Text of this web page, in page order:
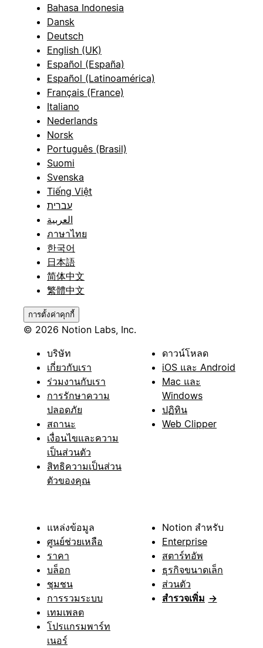
Bahasa Indonesia
Dansk
Deutsch
English (UK)
Español (España)
Español (Latinoamérica)
Français (France)
Italiano
Nederlands
Norsk
Português (Brasil)
Suomi
Svenska
Tiếng Việt
עברית
العربية
ภาษาไทย
한국어
日本語
简体中文
繁體中文
การตั้งค่าคุกกี้
© 2026 Notion Labs, Inc.
บริษัท
เกี่ยวกับเรา
ร่วมงานกับเรา
การรักษาความ
ปลอดภัย
สถานะ
เงื่อนไขและความ
เป็นส่วนตัว
สิทธิความเป็นส่วน
ตัวของคุณ
ดาวน์โหลด
iOS และ Android
Mac และ
Windows
ปฏิทิน
Web Clipper
แหล่งข้อมูล
ศูนย์ช่วยเหลือ
ราคา
บล็อก
ชุมชน
การรวมระบบ
เทมเพลต
โปรแกรมพาร์ท
เนอร์
Notion สำหรับ
Enterprise
สตาร์ทอัพ
ธุรกิจขนาดเล็ก
ส่วนตัว
สำรวจเพิ่ม →